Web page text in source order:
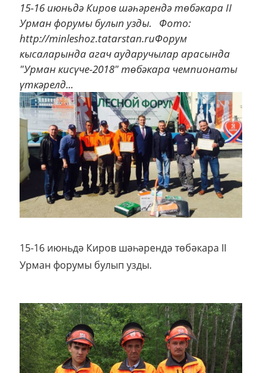
15-16 июньдә Киров шәһәрендә төбәкара II
Урман форумы булып узды. Фото:
http://minleshoz.tatarstan.ruФорум
кысаларында агач аударучылар арасында
"Урман кисүче-2018" төбәкара чемпионаты
үткәрелд...
15-16 июньдә Киров шәһәрендә төбәкара II
Урман форумы булып узды.